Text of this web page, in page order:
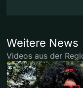
Weitere News
Videos aus der